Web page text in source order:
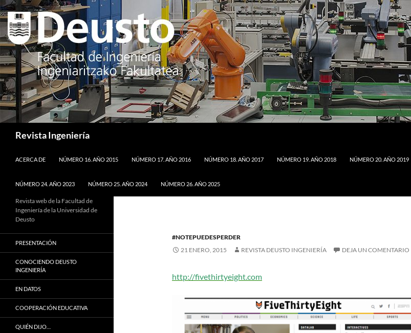
Saltar
al
contenido
Revista Ingeniería
ACERCA DE NÚMERO 16. AÑO 2015 NÚMERO 17. AÑO 2016 NÚMERO 18. AÑO 2017 NÚMERO 19. AÑO 2018 NÚMERO 20. AÑO 2019
NÚMERO 24. AÑO 2023 NÚMERO 25. AÑO 2024 NÚMERO 26. AÑO 2025
#NOTEPUEDESPERDER
21 ENERO, 2015
REVISTA DEUSTO INGENIERÍA DEJA UN COMENTARIO
http://fivethirtyeight.com
Revista web de la Facultad de
Ingeniería de la Universidad de
Deusto
PRESENTACIÓN
CONOCIENDO DEUSTO
INGENIERÍA
EN DATOS
COOPERACIÓN EDUCATIVA
QUIÉN DIJO…